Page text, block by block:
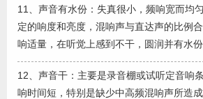
11、声音有水份：失真很小，频响宽而均
定的响度和亮度，混响声与直达声的比例
响适量，在听觉上感到不干，圆润并有水份
12、声音干：主要是录音棚或试听定音响
响时间短，特别是缺少中高频混响声所造成